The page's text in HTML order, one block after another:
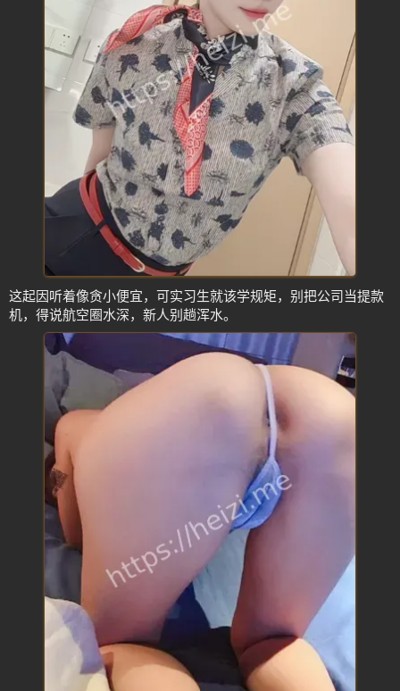
这起因听着像贪小便宜，可实习生就该学规矩，别把公司当提款
机，得说航空圈水深，新人别趟浑水。